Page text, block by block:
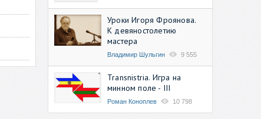
Уроки Игоря Фроянова.
К девяностолетию
мастера
Владимир Шульгин 9 555
Transnistria. Игра на
минном поле - III
Роман Коноплев 10 798